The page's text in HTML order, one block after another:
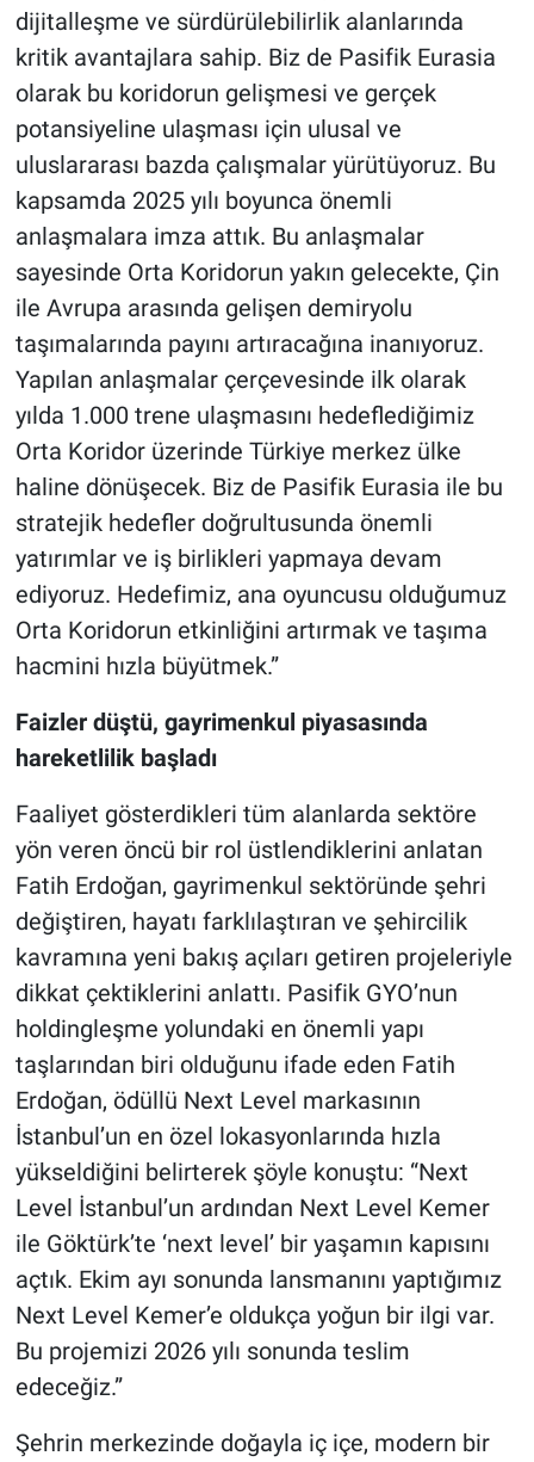
dijitalleşme ve sürdürülebilirlik alanlarında
kritik avantajlara sahip. Biz de Pasifik Eurasia
olarak bu koridorun gelişmesi ve gerçek
potansiyeline ulaşması için ulusal ve
uluslararası bazda çalışmalar yürütüyoruz. Bu
kapsamda 2025 yılı boyunca önemli
anlaşmalara imza attık. Bu anlaşmalar
sayesinde Orta Koridorun yakın gelecekte, Çin
ile Avrupa arasında gelişen demiryolu
taşımalarında payını artıracağına inanıyoruz.
Yapılan anlaşmalar çerçevesinde ilk olarak
yılda 1.000 trene ulaşmasını hedeflediğimiz
Orta Koridor üzerinde Türkiye merkez ülke
haline dönüşecek. Biz de Pasifik Eurasia ile bu
stratejik hedefler doğrultusunda önemli
yatırımlar ve iş birlikleri yapmaya devam
ediyoruz. Hedefimiz, ana oyuncusu olduğumuz
Orta Koridorun etkinliğini artırmak ve taşıma
hacmini hızla büyütmek.”
Faizler düştü, gayrimenkul piyasasında
hareketlilik başladı
Faaliyet gösterdikleri tüm alanlarda sektöre
yön veren öncü bir rol üstlendiklerini anlatan
Fatih Erdoğan, gayrimenkul sektöründe şehri
değiştiren, hayatı farklılaştıran ve şehircilik
kavramına yeni bakış açıları getiren projeleriyle
dikkat çektiklerini anlattı. Pasifik GYO’nun
holdingleşme yolundaki en önemli yapı
taşlarından biri olduğunu ifade eden Fatih
Erdoğan, ödüllü Next Level markasının
İstanbul’un en özel lokasyonlarında hızla
yükseldiğini belirterek şöyle konuştu: “Next
Level İstanbul’un ardından Next Level Kemer
ile Göktürk’te ‘next level’ bir yaşamın kapısını
açtık. Ekim ayı sonunda lansmanını yaptığımız
Next Level Kemer’e oldukça yoğun bir ilgi var.
Bu projemizi 2026 yılı sonunda teslim
edeceğiz.”
Şehrin merkezinde doğayla iç içe, modern bir